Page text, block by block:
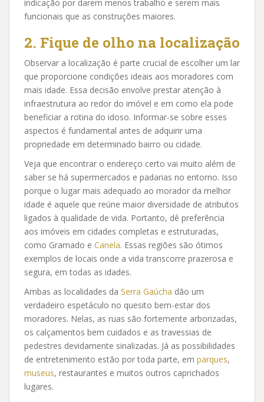
indicação por darem menos trabalho e serem mais
funcionais que as construções maiores.
2. Fique de olho na localização
Observar a localização é parte crucial de escolher um lar
que proporcione condições ideais aos moradores com
mais idade. Essa decisão envolve prestar atenção à
infraestrutura ao redor do imóvel e em como ela pode
beneficiar a rotina do idoso. Informar-se sobre esses
aspectos é fundamental antes de adquirir uma
propriedade em determinado bairro ou cidade.
Veja que encontrar o endereço certo vai muito além de
saber se há supermercados e padarias no entorno. Isso
porque o lugar mais adequado ao morador da melhor
idade é aquele que reúne maior diversidade de atributos
ligados à qualidade de vida. Portanto, dê preferência
aos imóveis em cidades completas e estruturadas,
como Gramado e Canela. Essas regiões são ótimos
exemplos de locais onde a vida transcorre prazerosa e
segura, em todas as idades.
Ambas as localidades da Serra Gaúcha dão um
verdadeiro espetáculo no quesito bem-estar dos
moradores. Nelas, as ruas são fortemente arborizadas,
os calçamentos bem cuidados e as travessias de
pedestres devidamente sinalizadas. Já as possibilidades
de entretenimento estão por toda parte, em parques,
museus, restaurantes e muitos outros caprichados
lugares.